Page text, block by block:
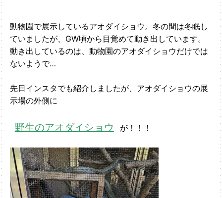
動物園で展示しているアオダイショウ。冬の間は冬眠し
ていましたが、GW頃から目覚めて動き出しています。
動き出しているのは、動物園のアオダイショウだけでは
ないようで…
先日インスタでも紹介しましたが、アオダイショウの展
示場の外側に
野生のアオダイショウ が！！！